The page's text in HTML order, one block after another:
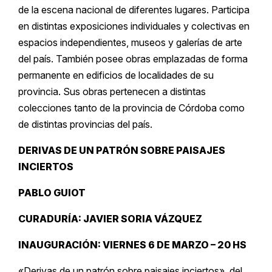
de la escena nacional de diferentes lugares. Participa
en distintas exposiciones individuales y colectivas en
espacios independientes, museos y galerías de arte
del país. También posee obras emplazadas de forma
permanente en edificios de localidades de su
provincia. Sus obras pertenecen a distintas
colecciones tanto de la provincia de Córdoba como
de distintas provincias del país.
DERIVAS DE UN PATRÓN SOBRE PAISAJES
INCIERTOS
PABLO GUIOT
CURADURÍA: JAVIER SORIA VÁZQUEZ
INAUGURACIÓN: VIERNES 6 DE MARZO – 20 HS